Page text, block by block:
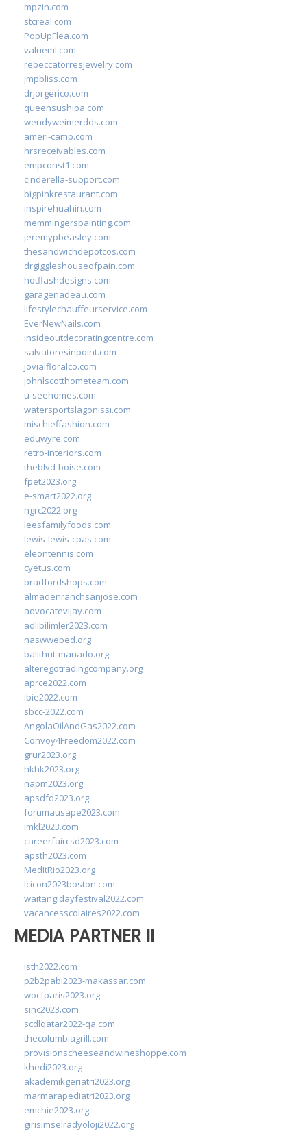
mpzin.com
stcreal.com
PopUpFlea.com
valueml.com
rebeccatorresjewelry.com
jmpbliss.com
drjorgerico.com
queensushipa.com
wendyweimerdds.com
ameri-camp.com
hrsreceivables.com
empconst1.com
cinderella-support.com
bigpinkrestaurant.com
inspirehuahin.com
memmingerspainting.com
jeremypbeasley.com
thesandwichdepotcos.com
drgiggleshouseofpain.com
hotflashdesigns.com
garagenadeau.com
lifestylechauffeurservice.com
EverNewNails.com
insideoutdecoratingcentre.com
salvatoresinpoint.com
jovialfloralco.com
johnlscotthometeam.com
u-seehomes.com
watersportslagonissi.com
mischieffashion.com
eduwyre.com
retro-interiors.com
theblvd-boise.com
fpet2023.org
e-smart2022.org
ngrc2022.org
leesfamilyfoods.com
lewis-lewis-cpas.com
eleontennis.com
cyetus.com
bradfordshops.com
almadenranchsanjose.com
advocatevijay.com
adlibilimler2023.com
naswwebed.org
balithut-manado.org
alteregotradingcompany.org
aprce2022.com
ibie2022.com
sbcc-2022.com
AngolaOilAndGas2022.com
Convoy4Freedom2022.com
grur2023.org
hkhk2023.org
napm2023.org
apsdfd2023.org
forumausape2023.com
imkl2023.com
careerfaircsd2023.com
apsth2023.com
MedItRio2023.org
lcicon2023boston.com
waitangidayfestival2022.com
vacancesscolaires2022.com
MEDIA PARTNER II
isth2022.com
p2b2pabi2023-makassar.com
wocfparis2023.org
sinc2023.com
scdlqatar2022-qa.com
thecolumbiagrill.com
provisionscheeseandwineshoppe.com
khedi2023.org
akademikgeriatri2023.org
marmarapediatri2023.org
emchie2023.org
girisimselradyoloji2022.org